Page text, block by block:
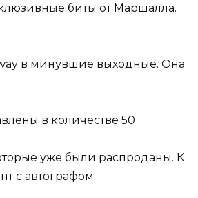
биты от Маршалла.
в минувшие выходные. Она
в количестве 50
уже были распроданы. К
с автографом.